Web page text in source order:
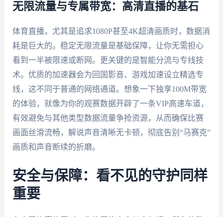
无限流量与专属带宽：高清直播的基石
体育直播，尤其是追求1080P甚至4K超清画质时，数据消
耗是巨大的。稳定无限流量是基础保障，让你无需担心
看到一半被限速或断网。更关键的是智能分流与专线技
术。优质的加速器会为回国影音、游戏加速设立精选专
线，这不同于普通的网络通道。想象一下独享100M带宽
的体验，就像为你的观赛数据开辟了一条VIP高速车道，
有效避免与其他类型数据流量争抢资源，从而确保比赛
画面丝滑流畅，解说声音清晰无卡顿，彻底告别“马赛克”
画质和声音断续的折磨。
安全与保障：看不见的守护同样
重要